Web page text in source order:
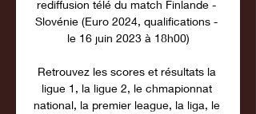
rediffusion télé du match Finlande -
Slovénie (Euro 2024, qualifications -
le 16 juin 2023 à 18h00)
Retrouvez les scores et résultats la
ligue 1, la ligue 2, le chmapionnat
national, la premier league, la liga, le